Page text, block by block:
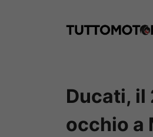
Ducati, il
occhio a